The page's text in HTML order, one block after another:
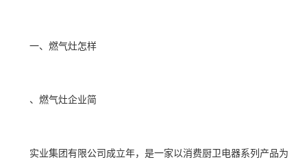
一、燃气灶怎样
、燃气灶企业简
实业集团有限公司成立年，是一家以消费厨卫电器系列产品为